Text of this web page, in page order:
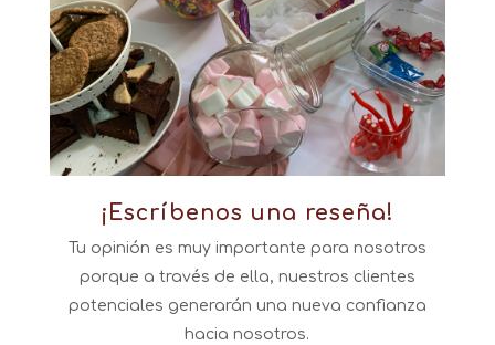
¡Escríbenos una reseña!
Tu opinión es muy importante para nosotros
porque a través de ella, nuestros clientes
potenciales generarán una nueva confianza
hacia nosotros.